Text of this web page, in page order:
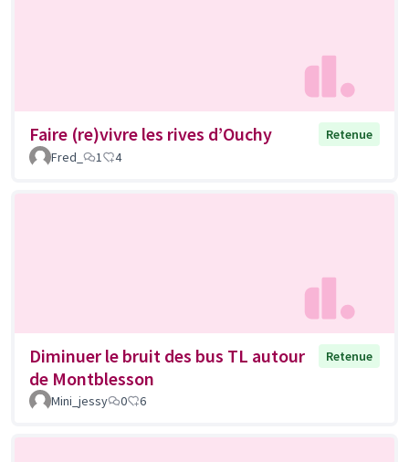
Faire (re)vivre les rives d’Ouchy
Retenue
Fred_
1 4
Diminuer le bruit des bus TL autour
de Montblesson
Retenue
Mini_jessy 0 6